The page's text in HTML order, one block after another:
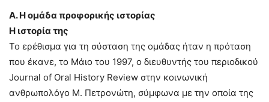
Α. Η ομάδα προφορικής ιστορίας
Η ιστορία της
Το ερέθισμα για τη σύσταση της ομάδας ήταν η πρόταση
που έκανε, το Μάιο του 1997, ο διευθυντής του περιοδικού
Journal of Οral Ηistory Review στην κοινωνική
ανθρωπολόγο Μ. Πετρονώτη, σύμφωνα με την οποία της